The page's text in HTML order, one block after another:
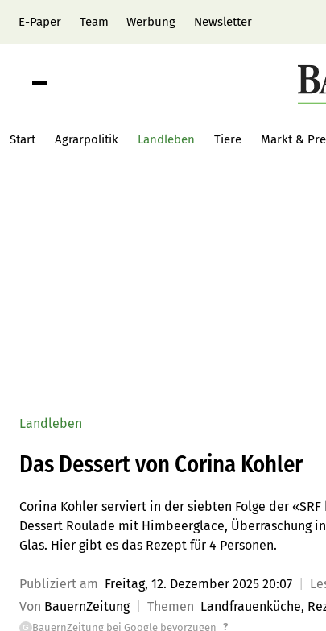
E-Paper Team Werbung Newsletter
Start Agrarpolitik Landleben Tiere Markt &
Landleben
Das Dessert von Corina Kohler
Corina Kohler serviert in der siebten Folge der
Dessert Roulade mit Himbeerglace, Überraschung
Glas. Hier gibt es das Rezept für 4 Personen.
Publiziert am Freitag, 12. Dezember 2025 20:07
Von BauernZeitung Themen Landfrauenküche
G BauernZeitung bei Google bevorzugen ?